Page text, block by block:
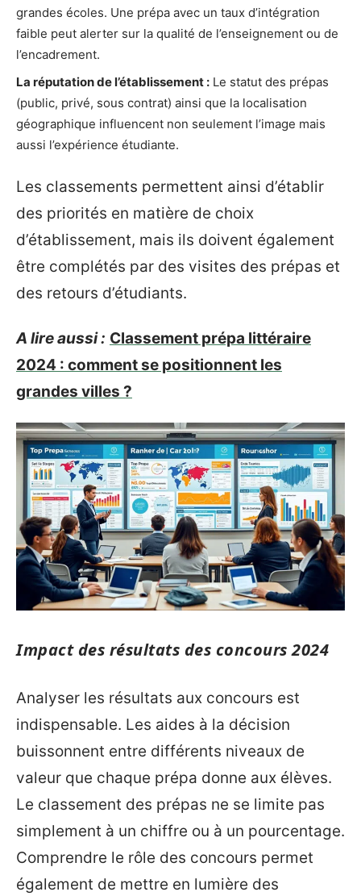
grandes écoles. Une prépa avec un taux d’intégration
faible peut alerter sur la qualité de l’enseignement ou de
l’encadrement.
La réputation de l’établissement : Le statut des prépas
(public, privé, sous contrat) ainsi que la localisation
géographique influencent non seulement l’image mais
aussi l’expérience étudiante.
Les classements permettent ainsi d’établir
des priorités en matière de choix
d’établissement, mais ils doivent également
être complétés par des visites des prépas et
des retours d’étudiants.
A lire aussi : Classement prépa littéraire
2024 : comment se positionnent les
grandes villes ?
Impact des résultats des concours 2024
Analyser les résultats aux concours est
indispensable. Les aides à la décision
buissonnent entre différents niveaux de
valeur que chaque prépa donne aux élèves.
Le classement des prépas ne se limite pas
simplement à un chiffre ou à un pourcentage.
Comprendre le rôle des concours permet
également de mettre en lumière des